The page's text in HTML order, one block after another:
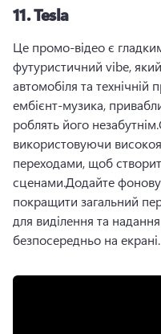
11.Tesla
Це промо-відео є
футуристичний vibe,
автомобіля та технічній
ембієнт-музика,
роблять його незабутнім.
використовуючи
переходами, щоб
сценами.Додайте
покращити загальний
для виділення та
безпосередньо на екрані.